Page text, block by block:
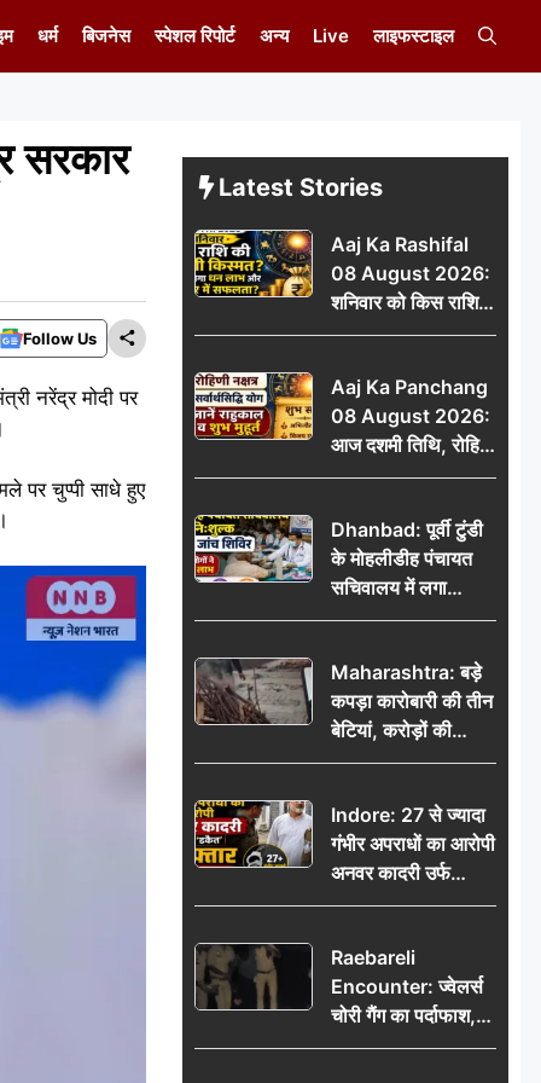
धर्म बिजनेस स्पेशल रिपोर्ट अन्य Live लाइफस्टाइल
सरकार
Follow Us
नरेंद्र मोदी पर
पर चुप्पी साधे हुए
Latest Stories
Aaj Ka Rashifal
08 August 2026:
शनिवार को किस राशि
की चमकेगी किस्मत,
और करियर में सफलता?
Aaj Ka Panchang
08 August 2026:
आज दशमी तिथि, रोहिणी
नक्षत्र और सर्वार्थसिद्धि
शुभ मुहूर्त
Dhanbad: पूर्वी टुंडी
के मोहलीडीह पंचायत
सचिवालय में लगा
निःशुल्क स्वास्थ्य जांच
उठाया लाभ
Maharashtra: बड़े
कपड़ा कारोबारी की तीन
बेटियां, करोड़ों की
कमाई… फिर भी पिता
अंतिम दिन, 5100 रुपये
भेजकर कहा– अंतिम
संस्कार कर दीजिए हम
नहीं आ पाएंगे
Indore: 27 से ज्यादा
गंभीर अपराधों का आरोपी
अनवर कादरी उर्फ
‘डकैत’ गिरफ्तार, इंदौर
Raebareli
Encounter: ज्वेलर्स
चोरी गैंग का पर्दाफाश,
पुलिस मुठभेड़ में दो